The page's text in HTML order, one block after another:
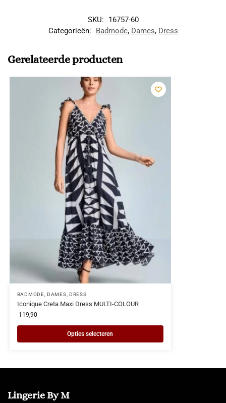
SKU:
16757-60
Categorieën:
Badmode, Dames, Dress
Gerelateerde producten
BADMODE ,DAMES DRESS
Iconique Creta Maxi Dress MULTI-COLOUR
119,90
Opties selecteren
Lingerie By M